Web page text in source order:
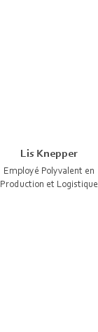
Lis Knepper
Employé Polyvalent en
Production et Logistique